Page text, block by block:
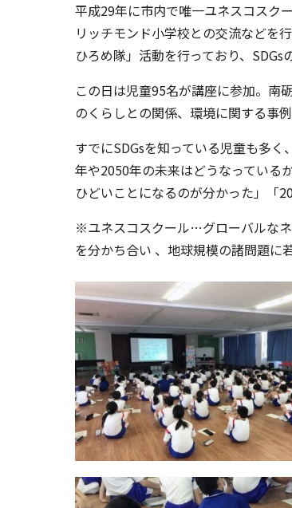
平成29年に市内で唯一ユネスコスク
リッチモンド小学校との交流などを
ひろめ隊」活動を行っており、SDGs
この日は児童95名が講座に参加。南
のくらしとの関係、環境に関する事
すでにSDGsを知っている児童も多
年や2050年の未来はどうなっている
ひどいことになるのが分かった」「
※ユネスコスクール…グローバルな
を分かち合い 、地球規模の諸問題に